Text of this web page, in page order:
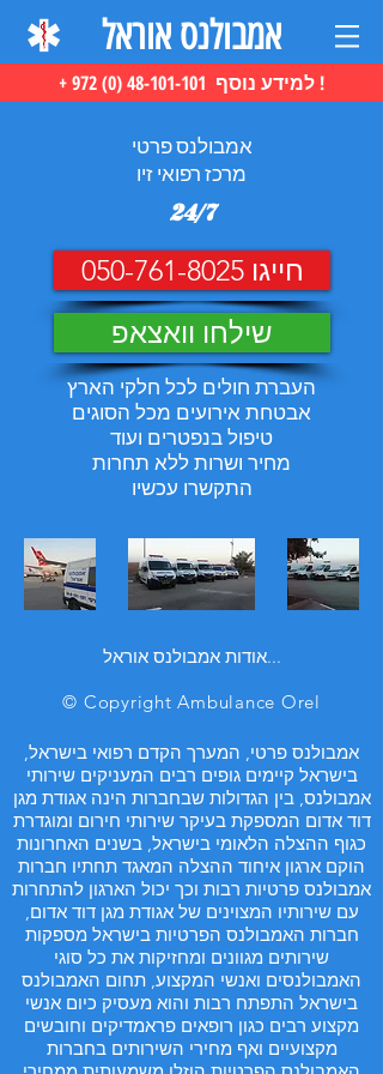
אמבולנס אוראל
+ 972 (0) 48-101-101 למידע נוסף !
אמבולנס פרטי
מרכז רפואי זיו
24/7
חייגו 050-761-8025
שילחו וואצאפ
העברת חולים לכל חלקי הארץ
אבטחת אירועים מכל הסוגים
טיפול בנפטרים ועוד
מחיר ושרות ללא תחרות
התקשרו עכשיו
אודות אמבולנס אוראל...
© Copyright Ambulance Orel
אמבולנס פרטי, המערך הקדם רפואי בישראל,
בישראל קיימים גופים רבים המעניקים שירותי
אמבולנס, בין הגדולות שבחברות הינה אגודת מגן
דוד אדום המספקת בעיקר שירותי חירום ומוגדרת
כגוף ההצלה הלאומי בישראל, בשנים האחרונות
הוקם ארגון איחוד ההצלה המאגד תחתיו חברות
אמבולנס פרטיות רבות וכך יכול הארגון להתחרות
עם שירותיו המצוינים של אגודת מגן דוד אדום,
חברות האמבולנס הפרטיות בישראל מספקות
שירותים מגוונים ומחזיקות את כל סוגי
האמבולנסים ואנשי המקצוע, תחום האמבולנס
בישראל התפתח רבות והוא מעסיק כיום אנשי
מקצוע רבים כגון רופאים פראמדיקים וחובשים
מקצועיים ואף מחירי השירותים בחברות